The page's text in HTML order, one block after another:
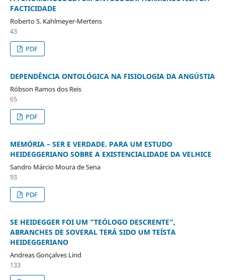
FACTICIDADE
Roberto S. Kahlmeyer-Mertens
43
PDF
DEPENDÊNCIA ONTOLÓGICA NA FISIOLOGIA DA ANGÚSTIA
Róbson Ramos dos Reis
65
PDF
MEMÓRIA – SER E VERDADE. PARA UM ESTUDO
HEIDEGGERIANO SOBRE A EXISTENCIALIDADE DA VELHICE
Sandro Márcio Moura de Sena
93
PDF
SE HEIDEGGER FOI UM “TEÓLOGO DESCRENTE”,
ABRANCHES DE SOVERAL TERÁ SIDO UM TEÍSTA
HEIDEGGERIANO
Andreas Gonçalves Lind
133